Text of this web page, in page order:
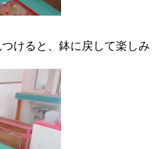
けると、鉢に戻して楽し